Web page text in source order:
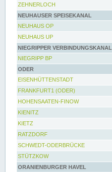
ZEHNERLOCH
NEUHAUSER SPEISEKANAL
NEUHAUS OP
NEUHAUS UP
NIEGRIPPER VERBINDUNGSKANAL
NIEGRIPP BP
ODER
EISENHÜTTENSTADT
FRANKFURT1 (ODER)
HOHENSAATEN-FINOW
KIENITZ
KIETZ
RATZDORF
SCHWEDT-ODERBRÜCKE
STÜTZKOW
ORANIENBURGER HAVEL